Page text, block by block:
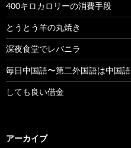
400キロカロリーの消費手段
とうとう羊の丸焼き
深夜食堂でレバニラ
毎日中国語〜第二外国語は中国語
しても良い借金
アーカイブ